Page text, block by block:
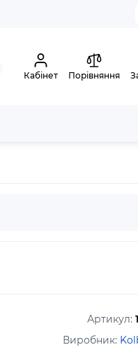
Кабінет Порівняння
Артикул:
Виробник: